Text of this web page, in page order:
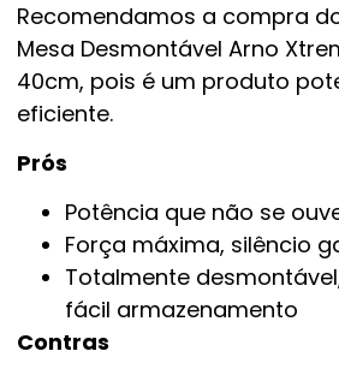
Recomendamos a compra
Mesa Desmontável Arno
40cm, pois é um produto
eficiente.
Prós
Potência que não se
Força máxima, silêncio
Totalmente
fácil armazenamento
Contras